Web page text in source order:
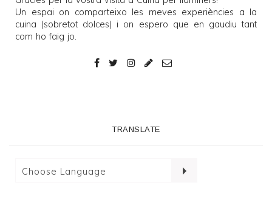
Un espai on comparteixo les meves experiències a la
cuina (sobretot dolces) i on espero que en gaudiu tant
com ho faig jo.
TRANSLATE